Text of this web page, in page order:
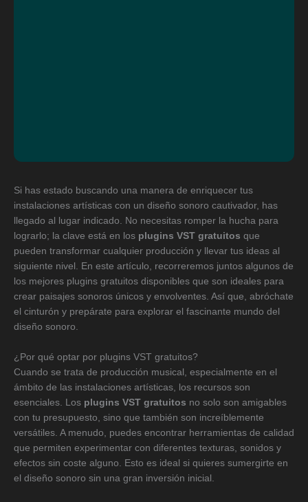
Si has estado buscando una manera de enriquecer tus
instalaciones artísticas con un diseño sonoro cautivador, has
llegado al lugar indicado. No necesitas romper la hucha para
lograrlo; la clave está en los plugins VST gratuitos que
pueden transformar cualquier producción y llevar tus ideas al
siguiente nivel. En este artículo, recorreremos juntos algunos de
los mejores plugins gratuitos disponibles que son ideales para
crear paisajes sonoros únicos y envolventes. Así que, abróchate
el cinturón y prepárate para explorar el fascinante mundo del
diseño sonoro.
¿Por qué optar por plugins VST gratuitos?
Cuando se trata de producción musical, especialmente en el
ámbito de las instalaciones artísticas, los recursos son
esenciales. Los plugins VST gratuitos no solo son amigables
con tu presupuesto, sino que también son increíblemente
versátiles. A menudo, puedes encontrar herramientas de calidad
que permiten experimentar con diferentes texturas, sonidos y
efectos sin coste alguno. Esto es ideal si quieres sumergirte en
el diseño sonoro sin una gran inversión inicial.